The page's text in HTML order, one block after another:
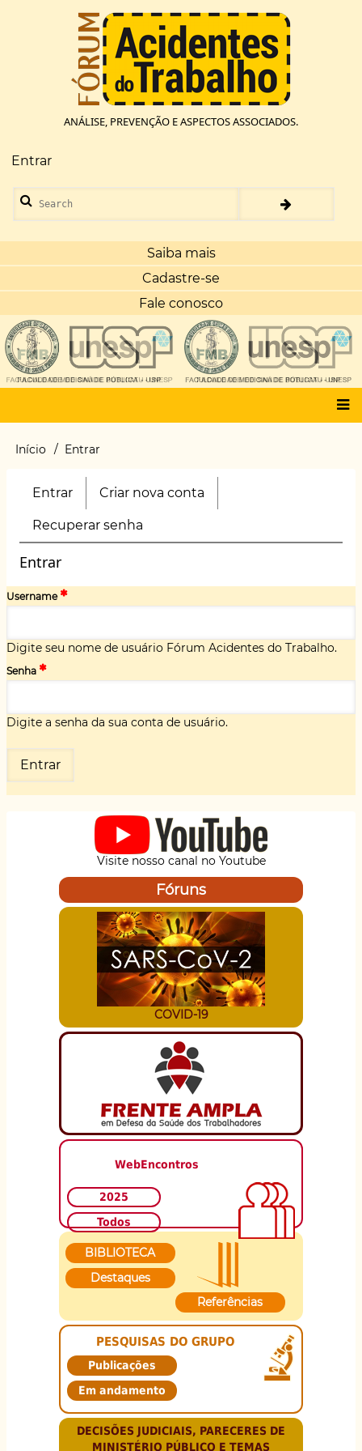
ANÁLISE, PREVENÇÃO E ASPECTOS ASSOCIADOS.
Menu
de
conta
de
usuário
Entrar
Search
Saiba mais
Cadastre-se
Fale conosco
Main
Trilha
navegação
Início Entrar
Primary
Entrar (aba
ativa)
Criar nova conta
Recuperar senha
Entrar
Username
Digite seu nome de usuário Fórum Acidentes do Trabalho.
Senha
Digite a senha da sua conta de usuário.
Visite nosso canal no Youtube
Fóruns
COVID-19
WebEncontros
2025
Todos
BIBLIOTECA
Destaques
Referências
PESQUISAS DO GRUPO
Publicações
Em andamento
DECISÕES JUDICIAIS, PARECERES DE
MINISTÉRIO PÚBLICO E TEMAS